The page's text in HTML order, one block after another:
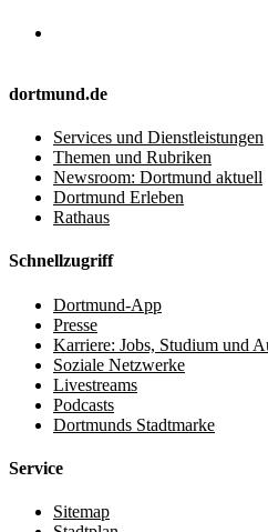
dortmund.de
Services und Dienstleistungen
Themen und Rubriken
Newsroom: Dortmund aktuell
Dortmund Erleben
Rathaus
Schnellzugriff
Dortmund-App
Presse
Karriere: Jobs, Studium und
Soziale Netzwerke
Livestreams
Podcasts
Dortmunds Stadtmarke
Service
Sitemap